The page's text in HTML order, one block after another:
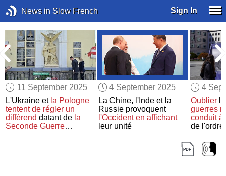
News in Slow French Sign In
11 September 2025
L'Ukraine et la Pologne
tentent de régler un
différend datant de la
Seconde Guerre
4 September 2025
La Chine, l'Inde et la
Russie provoquent
l'Occident en affichant
leur unité
4
Oublier
guerres
conduit à
de